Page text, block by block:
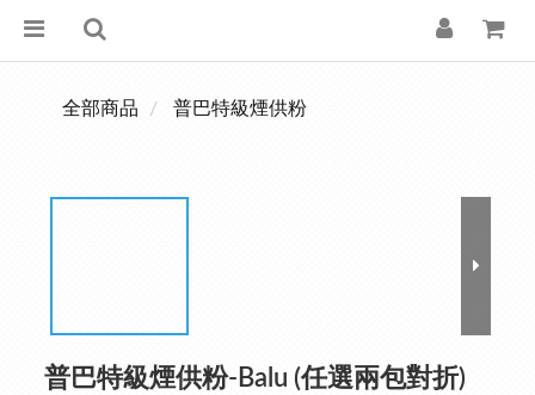
全部商品 普巴特級煙供粉
普巴特級煙供粉-Balu (任選兩包對折)